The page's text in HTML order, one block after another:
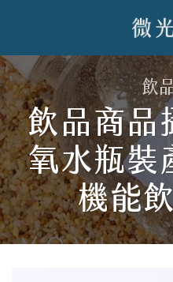
內
容
飲
飲品商品
氧水瓶裝
機能